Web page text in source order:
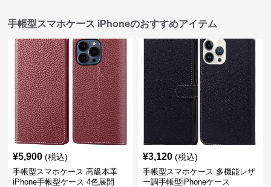
手帳型スマホケース iPhoneのおすすめアイテム
¥5,900 (税込)
手帳型スマホケース 高級本革
iPhone手帳型ケース 4色展開
¥3,120 (税込)
手帳型スマホケース 多機能レザ
ー調手帳型iPhoneケース